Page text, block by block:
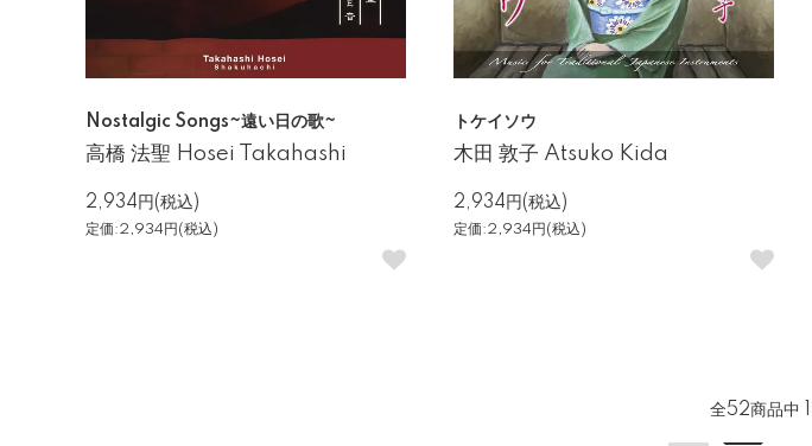
Nostalgic Songs~遠い日の歌~
高橋 法聖 Hosei Takahashi
2,934円(税込)
定価:2,934円(税込)
トケイソウ
木田 敦子 Atsuko Kida
2,934円(税込)
定価:2,934円(税込)
全52商品中